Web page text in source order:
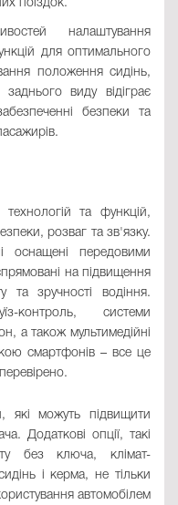
поїздок.
налаштування
для оптимального
положення сидінь,
виду відіграє
безпеки та
технологій та функцій,
розваг та зв'язку.
оснащені передовими
на підвищення
та зручності водіння.
контроль, системи
а також мультимедійні
смартфонів – все це
які можуть підвищити
Додаткові опції, такі
без ключа, клімат-
і керма, не тільки
автомобілем